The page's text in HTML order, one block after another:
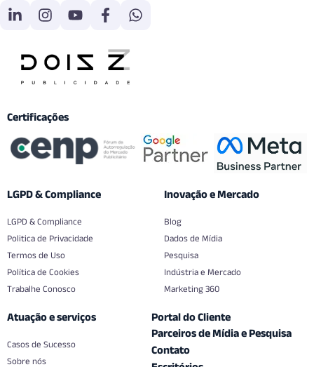
Certificações
LGPD & Compliance
LGPD & Compliance
Politica de Privacidade
Termos de Uso
Política de Cookies
Trabalhe Conosco
Inovação e Mercado
Blog
Dados de Mídia
Pesquisa
Indústria e Mercado
Marketing 360
Atuação e serviços
Casos de Sucesso
Sobre nós
Portal do Cliente
Parceiros de Mídia e Pesquisa
Contato